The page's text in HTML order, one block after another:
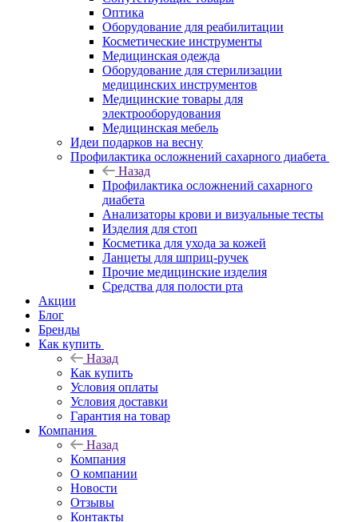
Оптика
Оборудование для реабилитации
Косметические инструменты
Медицинская одежда
Оборудование для стерилизации
медицинских инструментов
Медицинские товары для
электрооборудования
Медицинская мебель
Идеи подарков на весну
Профилактика осложнений сахарного диабета
Назад
Профилактика осложнений сахарного
диабета
Анализаторы крови и визуальные тесты
Изделия для стоп
Косметика для ухода за кожей
Ланцеты для шприц-ручек
Прочие медицинские изделия
Средства для полости рта
Акции
Блог
Бренды
Как купить
Назад
Как купить
Условия оплаты
Условия доставки
Гарантия на товар
Компания
Назад
Компания
О компании
Новости
Отзывы
Контакты